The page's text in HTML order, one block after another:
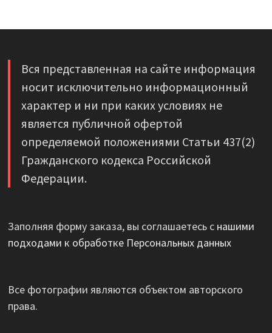
Вся представленная на сайте информация
носит исключительно информационный
характер и ни при каких условиях не
является публичной офертой
определяемой положениями Статьи 437(2)
Гражданского кодекса Российской
Федерации.
Заполняя форму заказа, вы соглашаетесь с нашими
подходами к обработке Персональных данных
Все фотографии являются объектом авторского
права.